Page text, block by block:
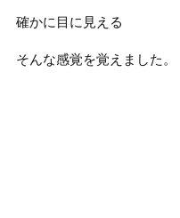
確かに目に見える
そんな感覚を覚えました。